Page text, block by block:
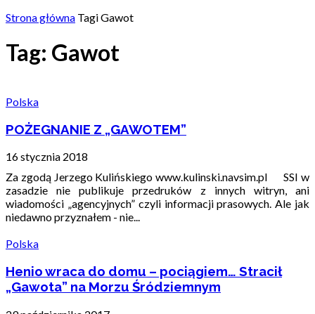
Strona główna TagiGawot
Tag: Gawot
Polska
POŻEGNANIE Z „GAWOTEM”
16 stycznia 2018
Za zgodą Jerzego Kulińskiego www.kulinski.navsim.pl SSI w
zasadzie nie publikuje przedruków z innych witryn, ani
wiadomości „agencyjnych” czyli informacji prasowych. Ale jak
niedawno przyznałem - nie...
Polska
Henio wraca do domu – pociągiem… Stracił
„Gawota” na Morzu Śródziemnym